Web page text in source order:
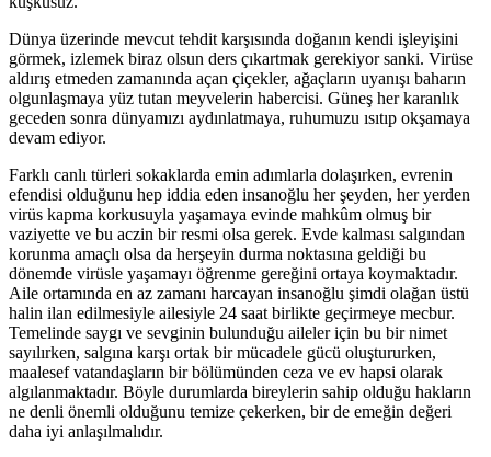
Dünya üzerinde mevcut tehdit karşısında doğanın kendi işleyişini
görmek, izlemek biraz olsun ders çıkartmak gerekiyor sanki. Virüse
aldırış etmeden zamanında açan çiçekler, ağaçların uyanışı baharın
olgunlaşmaya yüz tutan meyvelerin habercisi. Güneş her karanlık
geceden sonra dünyamızı aydınlatmaya, ruhumuzu ısıtıp okşamaya
devam ediyor.
Farklı canlı türleri sokaklarda emin adımlarla dolaşırken, evrenin
efendisi olduğunu hep iddia eden insanoğlu her şeyden, her yerden
virüs kapma korkusuyla yaşamaya evinde mahkûm olmuş bir
vaziyette ve bu aczin bir resmi olsa gerek. Evde kalması salgından
korunma amaçlı olsa da herşeyin durma noktasına geldiği bu
dönemde virüsle yaşamayı öğrenme gereğini ortaya koymaktadır.
Aile ortamında en az zamanı harcayan insanoğlu şimdi olağan üstü
halin ilan edilmesiyle ailesiyle 24 saat birlikte geçirmeye mecbur.
Temelinde saygı ve sevginin bulunduğu aileler için bu bir nimet
sayılırken, salgına karşı ortak bir mücadele gücü oluştururken,
maalesef vatandaşların bir bölümünden ceza ve ev hapsi olarak
algılanmaktadır. Böyle durumlarda bireylerin sahip olduğu hakların
ne denli önemli olduğunu temize çekerken, bir de emeğin değeri
daha iyi anlaşılmalıdır.